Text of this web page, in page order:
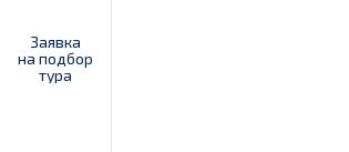
Заявка
на подбор
тура